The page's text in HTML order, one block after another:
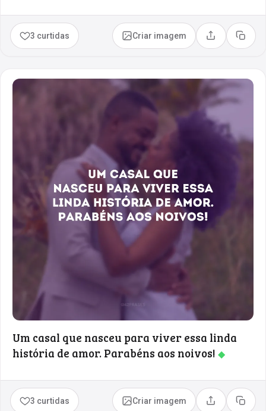
3 curtidas Criar imagem Compartilhar
Copiar
Um casal que nasceu para viver essa linda
história de amor. Parabéns aos noivos! ◆
3 curtidas Criar imagem Compartilhar
Copiar